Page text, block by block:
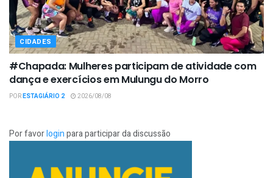
CIDADES
#Chapada: Mulheres participam de atividade com
dança e exercícios em Mulungu do Morro
PORESTAGIÁRIO 2 2026/08/08
Por favorloginpara participar da discussão